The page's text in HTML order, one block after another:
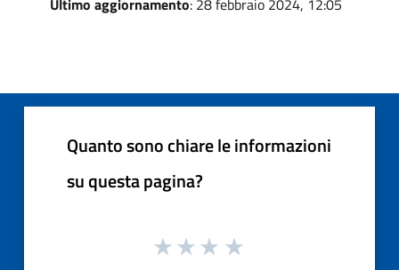
Quanto sono chiare le informazioni
su questa pagina?